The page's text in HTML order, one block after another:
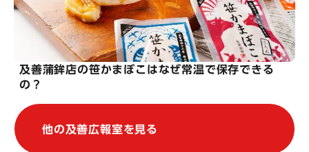
及善蒲鉾店の笹かまぼこはなぜ常温で保存できる
の？
他の及善広報室を見る